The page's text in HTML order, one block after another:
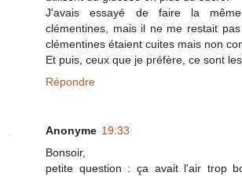
J'avais essayé de faire la
clémentines, mais il ne me restait
clémentines étaient cuites mais non
Et puis, ceux que je préfère, ce sont
Répondre
Anonyme 19:33
Bonsoir,
petite question : ça avait l'air trop